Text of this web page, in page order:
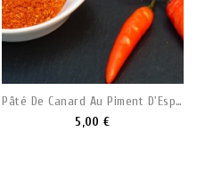
Pâté De Canard Au Piment D'Espelette
5,00 €